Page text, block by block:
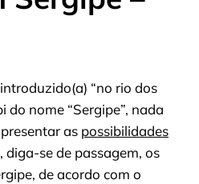
“no rio dos
do nome “Sergipe”, nada
as possibilidades
diga-se de passagem, os
de acordo com o